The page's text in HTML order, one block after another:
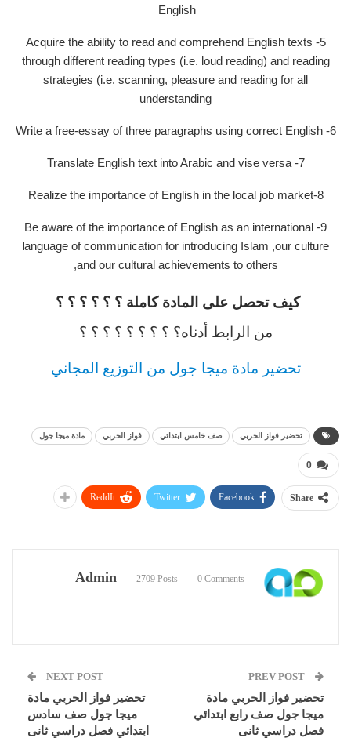
English
5- Acquire the ability to read and comprehend English texts
through different reading types (i.e. loud reading) and reading
strategies (i.e. scanning, pleasure and reading for all
understanding
6- Write a free-essay of three paragraphs using correct English
7- Translate English text into Arabic and vise versa
8-Realize the importance of English in the local job market
9- Be aware of the importance of English as an international
language of communication for introducing Islam ,our culture
,and our cultural achievements to others
كيف تحصل على المادة كاملة ؟ ؟ ؟ ؟ ؟ ؟
من الرابط أدناه؟ ؟ ؟ ؟ ؟ ؟ ؟ ؟ ؟
تحضير مادة ميجا جول من التوزيع المجاني
تحضير فواز الحربي صف خامس ابتدائي فواز الحربي مادة ميجا جول
0
Share
Facebook
Twitter
ReddIt
Admin 2709 Posts 0 Comments
تحضير فواز الحربي مادة
ميجا جول صف رابع ابتدائي
فصل دراسي ثانى
NEXT POST
تحضير فواز الحربي مادة
ميجا جول صف سادس
ابتدائي فصل دراسي ثانى